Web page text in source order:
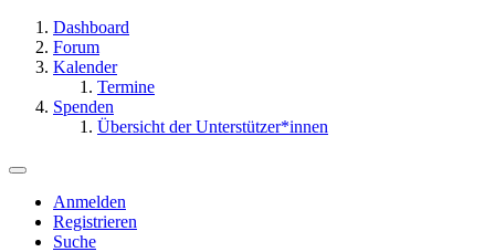
Dashboard
Forum
Kalender
Termine
Spenden
Übersicht der Unterstützer*innen
Anmelden
Registrieren
Suche